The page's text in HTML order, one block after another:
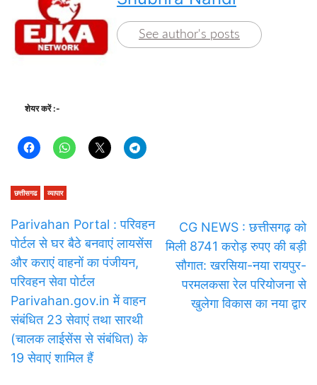
See author's posts
शेयर करें :-
छत्तीसगढ व्यापार
Parivahan Portal : परिवहन
पोर्टल से घर बैठे बनवाएं लायसेंस
और कराएं वाहनों का पंजीयन,
परिवहन सेवा पोर्टल
Parivahan.gov.in में वाहन
संबंधित 23 सेवाएं तथा सारथी
(चालक लाईसेंस से संबंधित) के
19 सेवाएं शामिल हैं
CG NEWS : छत्तीसगढ़ को
मिली 8741 करोड़ रुपए की बड़ी
सौगात: खरसिया-नया रायपुर-
परमलकसा रेल परियोजना से
खुलेगा विकास का नया द्वार